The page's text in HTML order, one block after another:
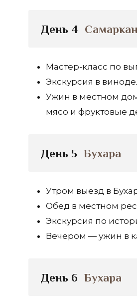
День 4
Мастер-класс по
Экскурсия в
Ужин в местном
мясо и фруктовые
День 5 Бухара
Утром выезд в
Обед в местном
Экскурсия по
Вечером — ужин в
День 6 Бухара